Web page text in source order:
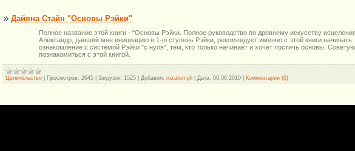
Дайяна Стайн "Основы Рэйки"
Полное название этой книги - "Основы Рэйки. Полное руководство по древнему искусству
Александр, давший мне инициацию в 1-ю ступень Рэйки, рекомендует именно с этой книги начинать
ознакомление с системой Рэйки "с нуля", тем, кто только начинает и хочет постичь основы.
познакомиться с этой книгой.
Целительство Просмотров: 2645 Загрузок: 1525 Добавил: rozatempli Дата: 09.06.2010 Комментарии (0)